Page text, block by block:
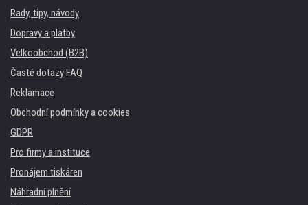
Rady, tipy, návody
Dopravy a platby
Velkoobchod (B2B)
Časté dotazy FAQ
Reklamace
Obchodní podmínky a cookies
GDPR
Pro firmy a instituce
Pronájem tiskáren
Náhradní plnění